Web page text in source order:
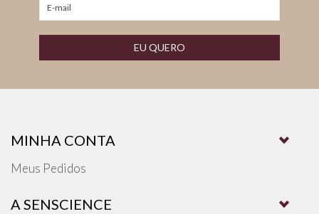
EU QUERO
MINHA CONTA
Meus Pedidos
A SENSCIENCE